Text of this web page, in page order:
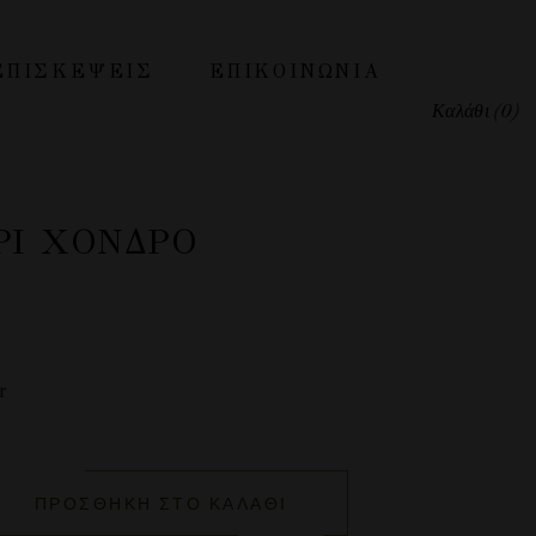
ΕΠΙΚΟΙΝΩΝΊΑ
Καλάθι (0)
ΧΟΝΔΡΌ
ΠΡΟΣΘΉΚΗ ΣΤΟ ΚΑΛΆΘΙ